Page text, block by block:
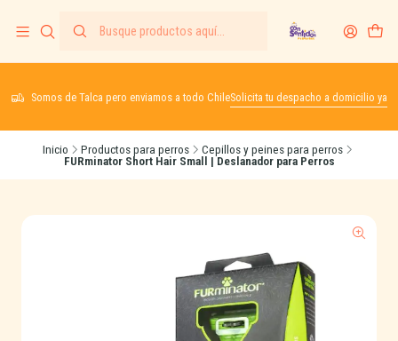
Somos de Talca pero enviamos a todo ChileSolicita tu despacho a domicilio ya
Inicio Productos para perros
Cepillos y peines para perros
FURminator Short Hair Small | Deslanador para Perros